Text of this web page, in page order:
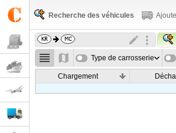
Recherche des véhicules
Type de carrosserie
Chargement